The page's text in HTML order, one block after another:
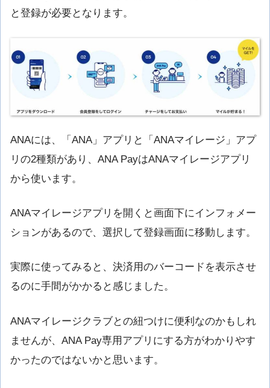
と登録が必要となります。
ANAには、「ANA」アプリと「ANAマイレージ」アプ
リの2種類があり、ANA PayはANAマイレージアプリ
から使います。
ANAマイレージアプリを開くと画面下にインフォメー
ションがあるので、選択して登録画面に移動します。
実際に使ってみると、決済用のバーコードを表示させ
るのに手間がかかると感じました。
ANAマイレージクラブとの紐つけに便利なのかもしれ
ませんが、ANA Pay専用アプリにする方がわかりやす
かったのではないかと思います。